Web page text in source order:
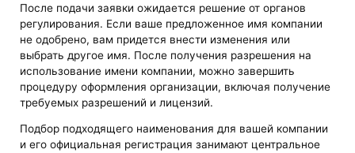
После подачи заявки ожидается решение от органов
регулирования. Если ваше предложенное имя компании
не одобрено, вам придется внести изменения или
выбрать другое имя. После получения разрешения на
использование имени компании, можно завершить
процедуру оформления организации, включая получение
требуемых разрешений и лицензий.
Подбор подходящего наименования для вашей компании
и его официальная регистрация занимают центральное